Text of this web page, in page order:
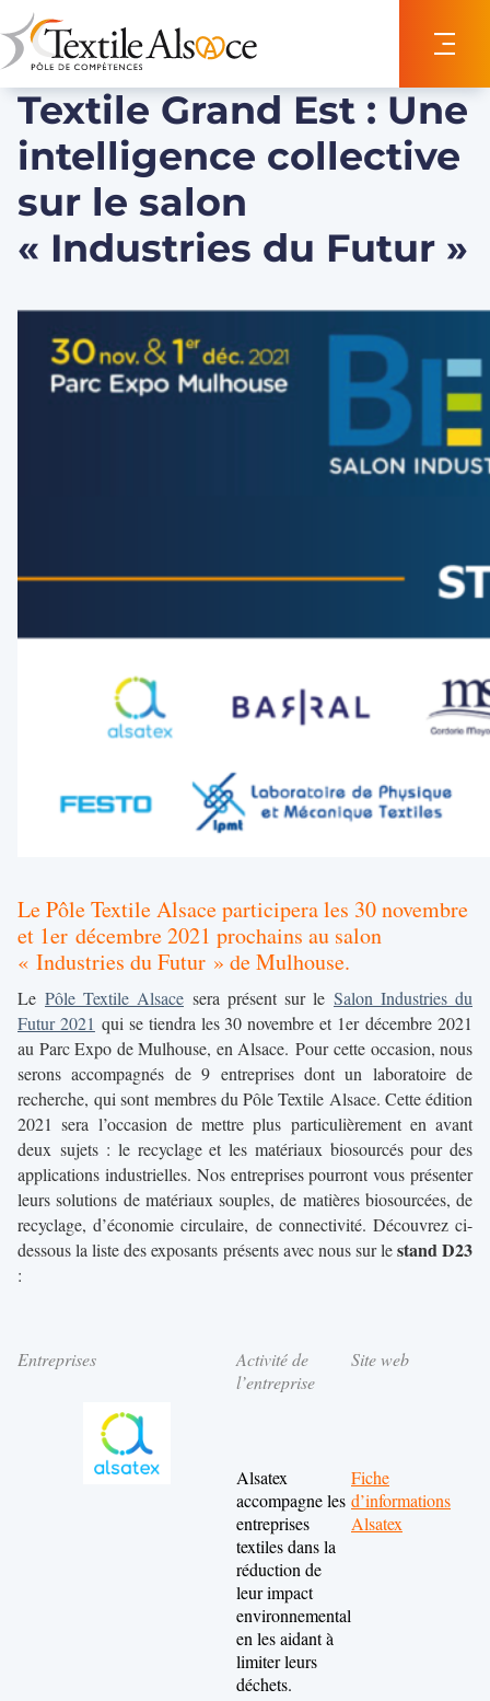
Textile Grand Est : Une
intelligence collective
sur le salon
« Industries du Futur »
Le Pôle Textile Alsace participera les 30 novembre
et 1er décembre 2021 prochains au salon
« Industries du Futur » de Mulhouse.
Le Pôle Textile Alsace sera présent sur le Salon Industries du
Futur 2021 qui se tiendra les 30 novembre et 1er décembre 2021
au Parc Expo de Mulhouse, en Alsace. Pour cette occasion, nous
serons accompagnés de 9 entreprises dont un laboratoire de
recherche, qui sont membres du Pôle Textile Alsace. Cette édition
2021 sera l’occasion de mettre plus particulièrement en avant
deux sujets : le recyclage et les matériaux biosourcés pour des
applications industrielles. Nos entreprises pourront vous présenter
leurs solutions de matériaux souples, de matières biosourcées, de
recyclage, d’économie circulaire, de connectivité. Découvrez ci-
dessous la liste des exposants présents avec nous sur lestand D23
:
Entreprises
Activité de
l’entreprise
Site web
Alsatex
accompagne les
entreprises
textiles dans la
réduction de
leur impact
environnemental
en les aidant à
limiter leurs
déchets.
Fiche
d’informations
Alsatex
Panneau de gestion des cookies